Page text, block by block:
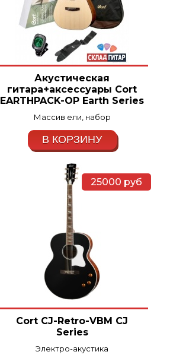
Акустическая
гитара+аксессуары Cort
EARTHPACK-OP Earth Series
Массив ели, набор
В КОРЗИНУ
25000 руб
Cort CJ-Retro-VBM CJ
Series
Электро-акустика